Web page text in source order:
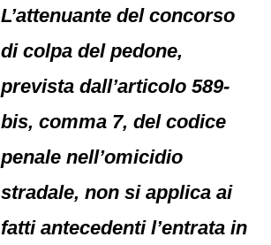
L’attenuante del concorso
di colpa del pedone,
prevista dall’articolo 589-
bis, comma 7, del codice
penale nell’omicidio
stradale, non si applica ai
fatti antecedenti l’entrata in